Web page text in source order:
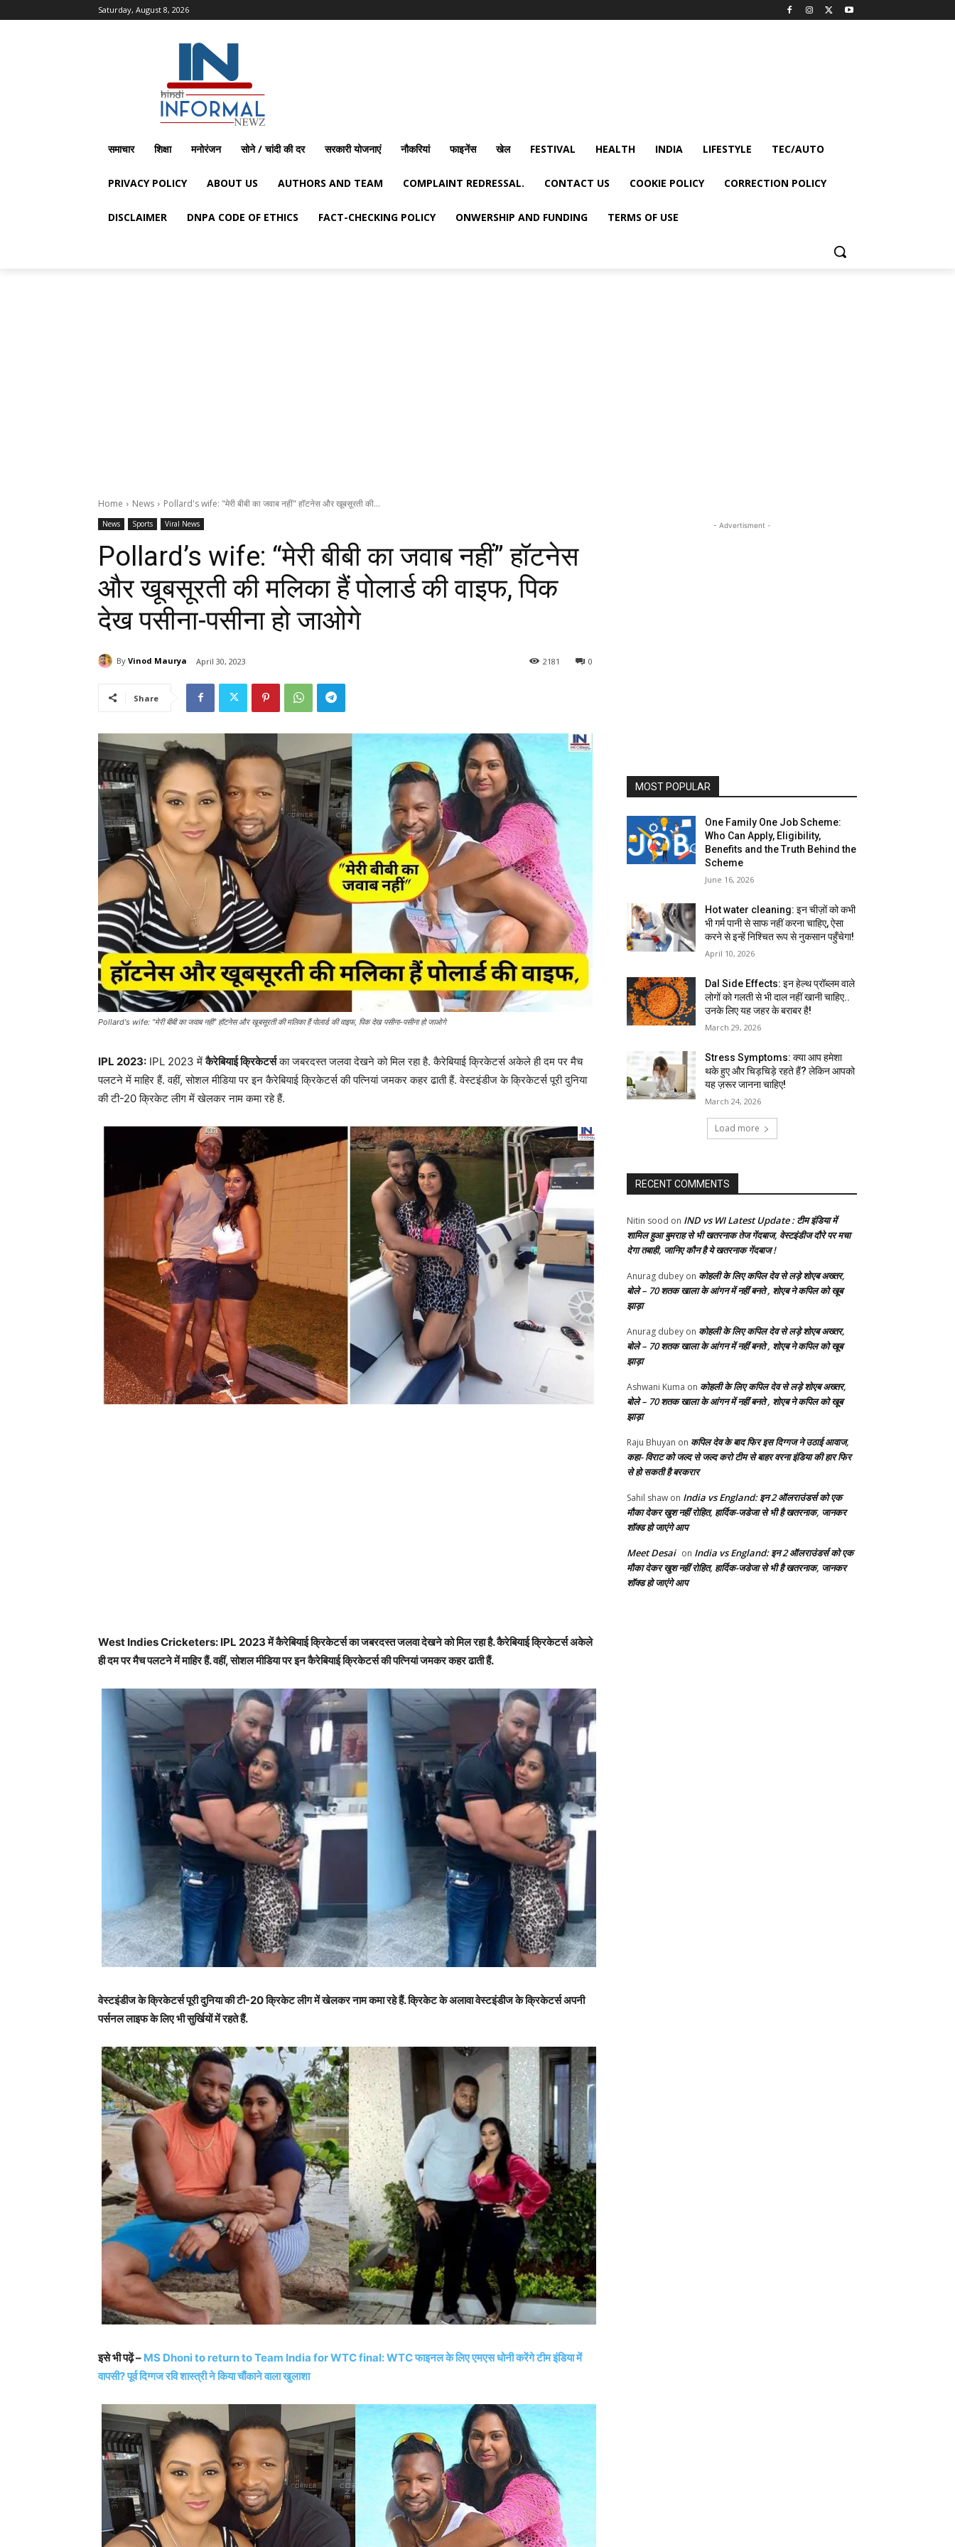
Saturday, August 8, 2026
समाचार शिक्षा मनोरंजन सोने / चांदी की दर सरकारी योजनाएं नौकरियां फाइनेंस खेल FESTIVAL HEALTH INDIA LIFESTYLE TEC/AUTO
PRIVACY POLICY ABOUT US AUTHORS AND TEAM COMPLAINT REDRESSAL. CONTACT US COOKIE POLICY CORRECTION POLICY
DISCLAIMER DNPA CODE OF ETHICS FACT-CHECKING POLICY ONWERSHIP AND FUNDING TERMS OF USE
Home News Pollard's wife: "मेरी बीबी का जवाब नहीं" हॉटनेस और खूबसूरती की...
News Sports Viral News
Pollard’s wife: “मेरी बीबी का जवाब नहीं” हॉटनेस
और खूबसूरती की मलिका हैं पोलार्ड की वाइफ, पिक
देख पसीना-पसीना हो जाओगे
By Vinod Maurya April 30, 2023 0
2181
Share
Pollard's wife: "मेरी बीबी का जवाब नहीं" हॉटनेस और खूबसूरती की मलिका हैं पोलार्ड की वाइफ, पिक देख पसीना-पसीना हो जाओगे
IPL 2023: IPL 2023 मेंकैरेबियाई क्रिकेटर्सका जबरदस्त जलवा देखने को मिल रहा है. कैरेबियाई क्रिकेटर्स अकेले ही दम पर मैच
पलटने में माहिर हैं. वहीं, सोशल मीडिया पर इन कैरेबियाई क्रिकेटर्स की पत्नियां जमकर कहर ढाती हैं. वेस्टइंडीज के क्रिकेटर्स पूरी दुनिया
की टी-20 क्रिकेट लीग में खेलकर नाम कमा रहे हैं.
West Indies Cricketers: IPL 2023 में कैरेबियाई क्रिकेटर्स का जबरदस्त जलवा देखने को मिल रहा है. कैरेबियाई क्रिकेटर्स अकेले
ही दम पर मैच पलटने में माहिर हैं. वहीं, सोशल मीडिया पर इन कैरेबियाई क्रिकेटर्स की पत्नियां जमकर कहर ढाती हैं.
वेस्टइंडीज के क्रिकेटर्स पूरी दुनिया की टी-20 क्रिकेट लीग में खेलकर नाम कमा रहे हैं. क्रिकेट के अलावा वेस्टइंडीज के क्रिकेटर्स अपनी
पर्सनल लाइफ के लिए भी सुर्खियों में रहते हैं.
इसे भी पढ़ें – MS Dhoni to return to Team India for WTC final: WTC फाइनल के लिए एमएस धोनी करेंगे टीम इंडिया में
वापसी? पूर्व दिग्गज रवि शास्त्री ने किया चौंकाने वाला खुलाशा
- Advertisment -
MOST POPULAR
One Family One Job Scheme:
Who Can Apply, Eligibility,
Benefits and the Truth Behind the
Scheme
June 16, 2026
Hot water cleaning: इन चीज़ों को कभी
भी गर्म पानी से साफ नहीं करना चाहिए, ऐसा
करने से इन्हें निश्चित रूप से नुकसान पहुँचेगा!
April 10, 2026
Dal Side Effects: इन हेल्थ प्रॉब्लम वाले
लोगों को गलती से भी दाल नहीं खानी चाहिए..
उनके लिए यह जहर के बराबर है!
March 29, 2026
Stress Symptoms: क्या आप हमेशा
थके हुए और चिड़चिड़े रहते हैं? लेकिन आपको
यह ज़रूर जानना चाहिए!
March 24, 2026
Load more
RECENT COMMENTS
Nitin sood on IND vs WI Latest Update : टीम इंडिया में
शामिल हुआ बुमराह से भी खतरनाक तेज गेंदबाज, वेस्टइंडीज दौरे पर मचा
देगा तबाही, जानिए कौन है ये खतरनाक गेंदबाज !
Anurag dubey on कोहली के लिए कपिल देव से लड़े शोएब अख्तर,
बोले – 70 शतक खाला के आंगन में नहीं बनते , शोएब ने कपिल को खूब
झाड़ा
Anurag dubey on कोहली के लिए कपिल देव से लड़े शोएब अख्तर,
बोले – 70 शतक खाला के आंगन में नहीं बनते , शोएब ने कपिल को खूब
झाड़ा
Ashwani Kuma on कोहली के लिए कपिल देव से लड़े शोएब अख्तर,
बोले – 70 शतक खाला के आंगन में नहीं बनते , शोएब ने कपिल को खूब
झाड़ा
Raju Bhuyan on कपिल देव के बाद फिर इस दिग्गज ने उठाई आवाज,
कहा- विराट को जल्द से जल्द करो टीम से बाहर वरना इंडिया की हार फिर
से हो सकती है बरकरार
Sahil shaw on India vs England: इन 2 ऑलराउंडर्स को एक
मौका देकर खुश नहीं रोहित, हार्दिक-जडेजा से भी है खतरनाक, जानकर
शॉक्ड हो जाएंगे आप
Meet Desai on India vs England: इन 2 ऑलराउंडर्स को एक
मौका देकर खुश नहीं रोहित, हार्दिक-जडेजा से भी है खतरनाक, जानकर
शॉक्ड हो जाएंगे आप